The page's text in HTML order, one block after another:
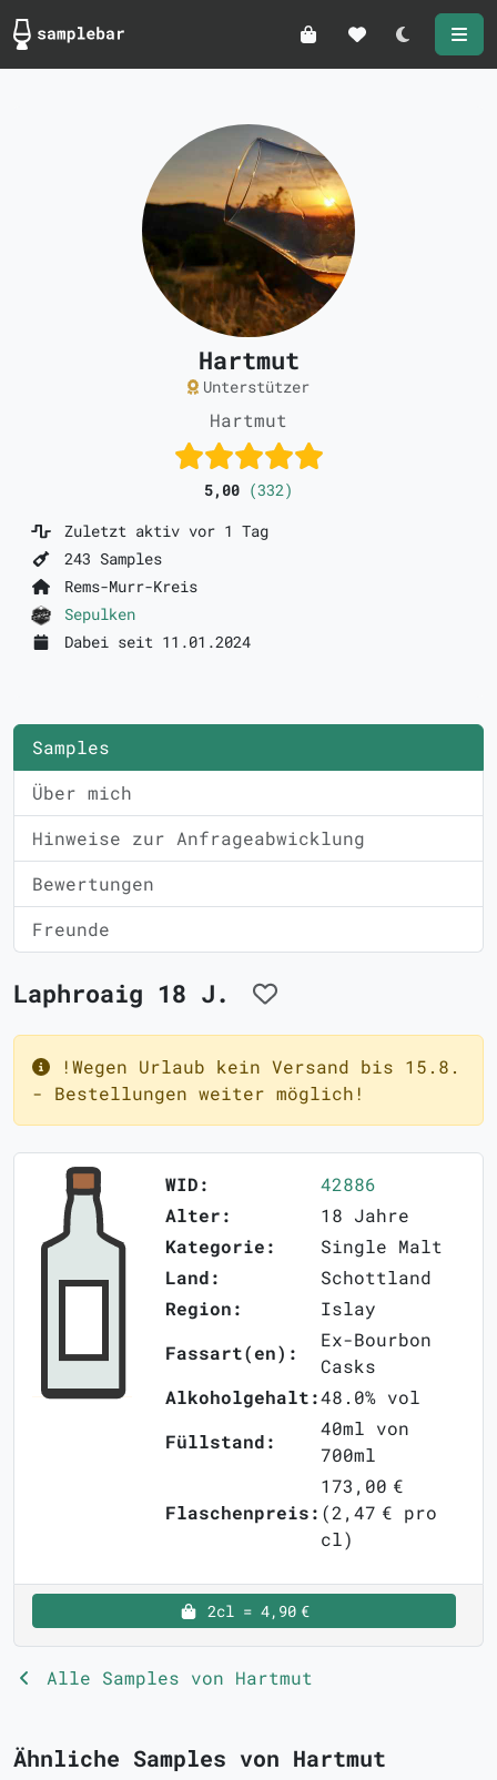
Darkmode
Hartmut
Unterstützer
Hartmut
5,00 (332)
Zuletzt aktiv vor 1 Tag
243 Samples
Rems-Murr-Kreis
Sepulken
Dabei seit 11.01.2024
Samples
Über mich
Hinweise zur Anfrageabwicklung
Bewertungen
Freunde
Laphroaig 18 J.
!Wegen Urlaub kein Versand bis 15.8.
- Bestellungen weiter möglich!
WID:
42886
Alter:
18 Jahre
Kategorie:
Single Malt
Land:
Schottland
Region:
Islay
Fassart(en):
Ex-Bourbon
Casks
Alkoholgehalt:48.0% vol
Füllstand:
40ml von
700ml
Flaschenpreis:
173,00 €
(2,47 € pro
cl)
2cl = 4,90 €
Alle Samples von Hartmut
Ähnliche Samples von Hartmut